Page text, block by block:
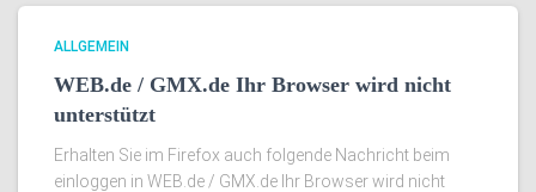
ALLGEMEIN
WEB.de / GMX.de Ihr Browser wird nicht
unterstützt
Erhalten Sie im Firefox auch folgende Nachricht beim
einloggen in WEB.de / GMX.de Ihr Browser wird nicht